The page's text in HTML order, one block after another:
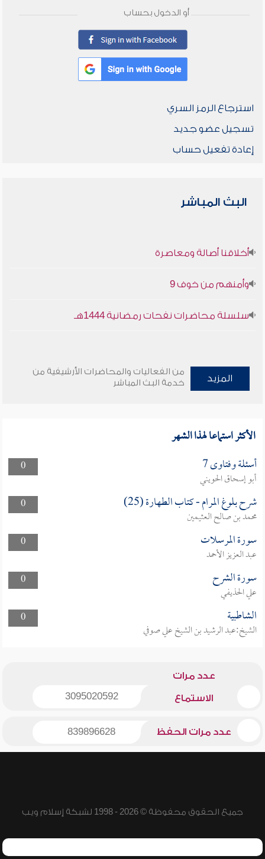
أو الدخول بحساب
استرجاع الرمز السري
تسجيل عضو جديد
إعادة تفعيل حساب
البث المباشر
أخلاقنا أصالة ومعاصرة
وأمنهم من خوف 9
سلسلة محاضرات نفحات رمضانية 1444هـ
المزيد
من الفعاليات والمحاضرات الأرشيفية من
خدمة البث المباشر
الأكثر استماعا لهذا الشهر
0 أسئلة وفتاوى 7
أبو إسحاق الحويني
0
شرح بلوغ المرام - كتاب الطهارة (25)
محمد بن صالح العثيمين
0
سورة المرسلات
عبد العزيز الأحمد
0
سورة الشرح
علي الحذيفي
0
الشاطبية
الشيخ:عبد الرشيد بن الشيخ علي صوفي
عدد مرات
الاستماع 3095020592
عدد مرات الحفظ 839896628
جميع الحقوق محفوظة © 2026 - 1998 لشبكة إسلام ويب